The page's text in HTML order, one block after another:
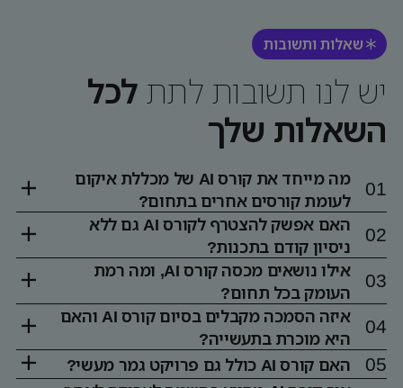
שאלות ותשובות
יש לנו תשובות לתתלכל
השאלות שלך
מה מייחד את קורס AI של מכללת איקום
לעומת קורסים אחרים בתחום?
האם אפשק להצטרף לקורס AI גם ללא
ניסיון קודם בתכנות?
אילו נושאים מכסה קורס AI, ומה רמת
העומק בכל תחום?
איזה הסמכה מקבלים בסיום קורס AI והאם
היא מוכרת בתעשייה?
האם קורס AI כולל גם פרויקט גמר מעשי?